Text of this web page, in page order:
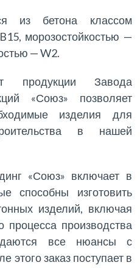
из бетона классом
морозостойкостью —
— W2.
продукции Завода
«Союз» позволяет
изделия для
в нашей
«Союз» включает в
способны изготовить
изделий, включая
производства
все нюансы с
этого заказ поступает в